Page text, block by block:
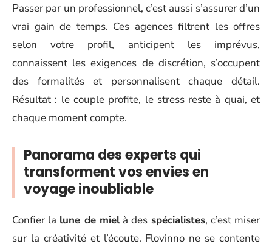
Passer par un professionnel, c’est aussi s’assurer d’un
vrai gain de temps. Ces agences filtrent les offres
selon votre profil, anticipent les imprévus,
connaissent les exigences de discrétion, s’occupent
des formalités et personnalisent chaque détail.
Résultat : le couple profite, le stress reste à quai, et
chaque moment compte.
Panorama des experts qui
transforment vos envies en
voyage inoubliable
Confier la lune de mielà des spécialistes, c’est miser
sur la créativité et l’écoute. Flovinno ne se contente